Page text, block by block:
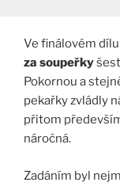
Ve finálovém
za soupeřky
Pokornou a
pekařky zvládly
přitom
náročná.
Zadáním byl